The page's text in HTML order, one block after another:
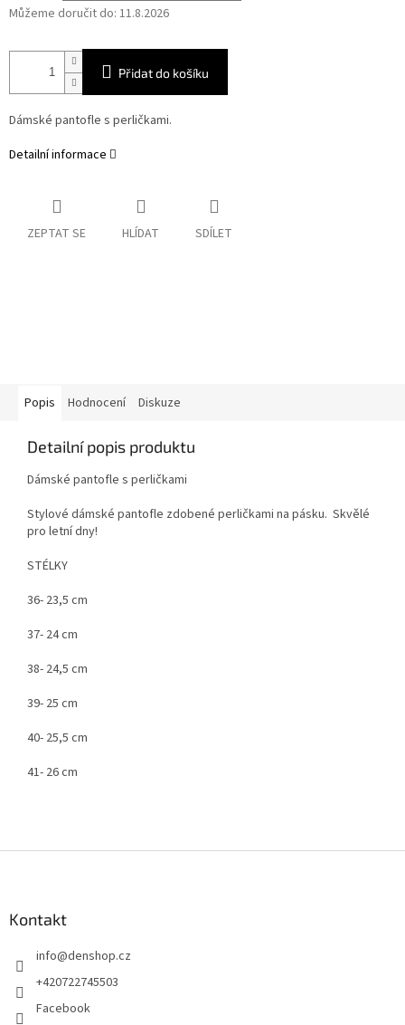
Můžeme doručit do: 11.8.2026
Přidat do košíku
Dámské pantofle s perličkami.
Detailní informace
ZEPTAT SE HLÍDAT SDÍLET
Popis Hodnocení Diskuze
Detailní popis produktu
Dámské pantofle s perličkami
Stylové dámské pantofle zdobené perličkami na pásku. Skvělé
pro letní dny!
STÉLKY
36- 23,5 cm
37- 24 cm
38- 24,5 cm
39- 25 cm
40- 25,5 cm
41- 26 cm
Kontakt
info@denshop.cz
+420722745503
Facebook